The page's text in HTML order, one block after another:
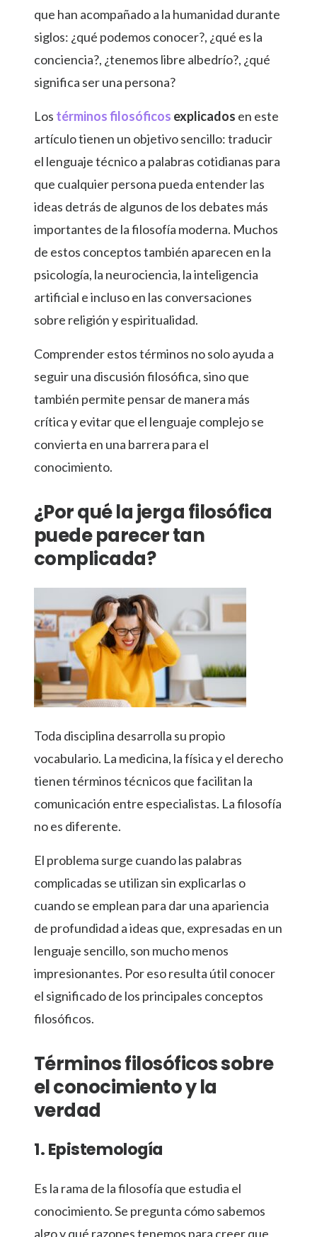
que han acompañado a la humanidad durante
siglos: ¿qué podemos conocer?, ¿qué es la
conciencia?, ¿tenemos libre albedrío?, ¿qué
significa ser una persona?
Los términos filosóficos explicados en este
artículo tienen un objetivo sencillo: traducir
el lenguaje técnico a palabras cotidianas para
que cualquier persona pueda entender las
ideas detrás de algunos de los debates más
importantes de la filosofía moderna. Muchos
de estos conceptos también aparecen en la
psicología, la neurociencia, la inteligencia
artificial e incluso en las conversaciones
sobre religión y espiritualidad.
Comprender estos términos no solo ayuda a
seguir una discusión filosófica, sino que
también permite pensar de manera más
crítica y evitar que el lenguaje complejo se
convierta en una barrera para el
conocimiento.
¿Por qué la jerga filosófica
puede parecer tan
complicada?
Toda disciplina desarrolla su propio
vocabulario. La medicina, la física y el derecho
tienen términos técnicos que facilitan la
comunicación entre especialistas. La filosofía
no es diferente.
El problema surge cuando las palabras
complicadas se utilizan sin explicarlas o
cuando se emplean para dar una apariencia
de profundidad a ideas que, expresadas en un
lenguaje sencillo, son mucho menos
impresionantes. Por eso resulta útil conocer
el significado de los principales conceptos
filosóficos.
Términos filosóficos sobre
el conocimiento y la
verdad
1. Epistemología
Es la rama de la filosofía que estudia el
conocimiento. Se pregunta cómo sabemos
algo y qué razones tenemos para creer que